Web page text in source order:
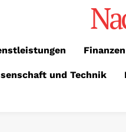
und Technik